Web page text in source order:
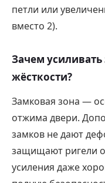
петли или
вместо 2).
Зачем
жёсткости?
Замковая зона —
отжима двери.
замков не дают
защищают ригели
усиления даже